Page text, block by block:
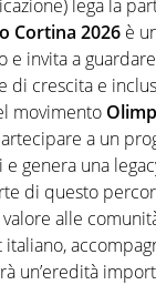
lega la
Cortina 2026 è
e invita a
di crescita e
movimento
a un
genera una
di questo
alle
un’eredità